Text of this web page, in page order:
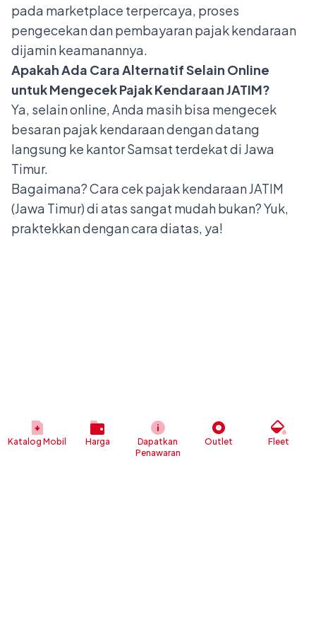
pada marketplace terpercaya, proses
pengecekan dan pembayaran pajak kendaraan
dijamin keamanannya.
Apakah Ada Cara Alternatif Selain Online
untuk Mengecek Pajak Kendaraan JATIM?
Ya, selain online, Anda masih bisa mengecek
besaran pajak kendaraan dengan datang
langsung ke kantor Samsat terdekat di Jawa
Timur.
Bagaimana? Cara cek pajak kendaraan JATIM
(Jawa Timur) di atas sangat mudah bukan? Yuk,
praktekkan dengan cara diatas, ya!
Katalog Mobil Harga
Dapatkan
Penawaran
Outlet Fleet